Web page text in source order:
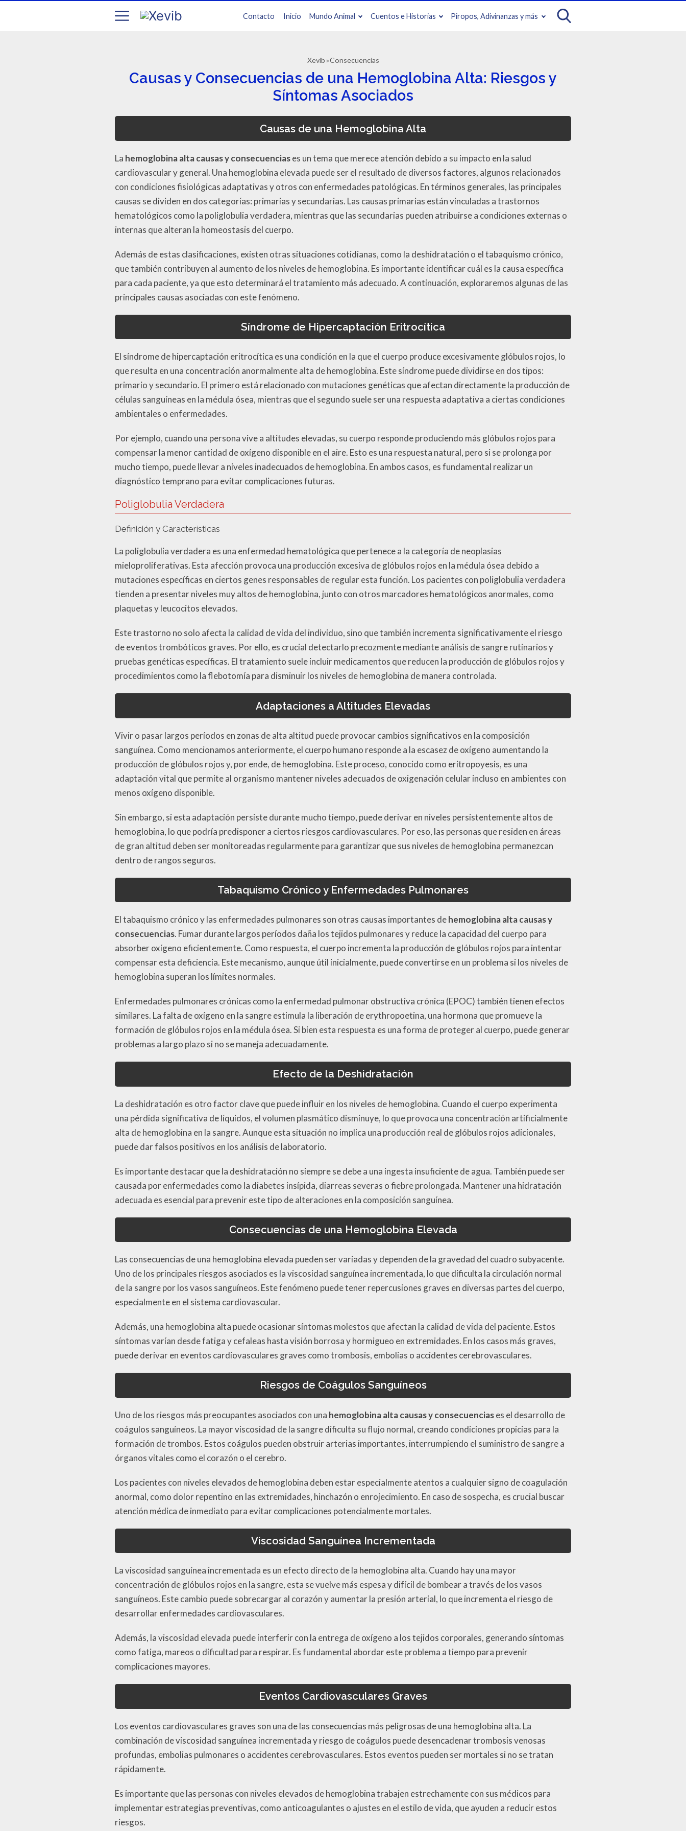
Contacto Inicio Mundo Animal Cuentos e Historias Piropos, Adivinanzas y más
Xevib Consecuencias
Causas y Consecuencias de una Hemoglobina Alta: Riesgos y
Síntomas Asociados
Causas de una Hemoglobina Alta
La hemoglobina alta causas y consecuenciases un tema que merece atención debido a su impacto en la salud
cardiovascular y general. Una hemoglobina elevada puede ser el resultado de diversos factores, algunos relacionados
con condiciones fisiológicas adaptativas y otros con enfermedades patológicas. En términos generales, las principales
causas se dividen en dos categorías: primarias y secundarias. Las causas primarias están vinculadas a trastornos
hematológicos como la poliglobulia verdadera, mientras que las secundarias pueden atribuirse a condiciones externas o
internas que alteran la homeostasis del cuerpo.
Además de estas clasificaciones, existen otras situaciones cotidianas, como la deshidratación o el tabaquismo crónico,
que también contribuyen al aumento de los niveles de hemoglobina. Es importante identificar cuál es la causa específica
para cada paciente, ya que esto determinará el tratamiento más adecuado. A continuación, exploraremos algunas de las
principales causas asociadas con este fenómeno.
Síndrome de Hipercaptación Eritrocítica
El síndrome de hipercaptación eritrocítica es una condición en la que el cuerpo produce excesivamente glóbulos rojos, lo
que resulta en una concentración anormalmente alta de hemoglobina. Este síndrome puede dividirse en dos tipos:
primario y secundario. El primero está relacionado con mutaciones genéticas que afectan directamente la producción de
células sanguíneas en la médula ósea, mientras que el segundo suele ser una respuesta adaptativa a ciertas condiciones
ambientales o enfermedades.
Por ejemplo, cuando una persona vive a altitudes elevadas, su cuerpo responde produciendo más glóbulos rojos para
compensar la menor cantidad de oxígeno disponible en el aire. Esto es una respuesta natural, pero si se prolonga por
mucho tiempo, puede llevar a niveles inadecuados de hemoglobina. En ambos casos, es fundamental realizar un
diagnóstico temprano para evitar complicaciones futuras.
Poliglobulia Verdadera
Definición y Características
La poliglobulia verdadera es una enfermedad hematológica que pertenece a la categoría de neoplasias
mieloproliferativas. Esta afección provoca una producción excesiva de glóbulos rojos en la médula ósea debido a
mutaciones específicas en ciertos genes responsables de regular esta función. Los pacientes con poliglobulia verdadera
tienden a presentar niveles muy altos de hemoglobina, junto con otros marcadores hematológicos anormales, como
plaquetas y leucocitos elevados.
Este trastorno no solo afecta la calidad de vida del individuo, sino que también incrementa significativamente el riesgo
de eventos trombóticos graves. Por ello, es crucial detectarlo precozmente mediante análisis de sangre rutinarios y
pruebas genéticas específicas. El tratamiento suele incluir medicamentos que reducen la producción de glóbulos rojos y
procedimientos como la flebotomía para disminuir los niveles de hemoglobina de manera controlada.
Adaptaciones a Altitudes Elevadas
Vivir o pasar largos períodos en zonas de alta altitud puede provocar cambios significativos en la composición
sanguínea. Como mencionamos anteriormente, el cuerpo humano responde a la escasez de oxígeno aumentando la
producción de glóbulos rojos y, por ende, de hemoglobina. Este proceso, conocido como eritropoyesis, es una
adaptación vital que permite al organismo mantener niveles adecuados de oxigenación celular incluso en ambientes con
menos oxígeno disponible.
Sin embargo, si esta adaptación persiste durante mucho tiempo, puede derivar en niveles persistentemente altos de
hemoglobina, lo que podría predisponer a ciertos riesgos cardiovasculares. Por eso, las personas que residen en áreas
de gran altitud deben ser monitoreadas regularmente para garantizar que sus niveles de hemoglobina permanezcan
dentro de rangos seguros.
Tabaquismo Crónico y Enfermedades Pulmonares
El tabaquismo crónico y las enfermedades pulmonares son otras causas importantes dehemoglobina alta causas y
consecuencias. Fumar durante largos períodos daña los tejidos pulmonares y reduce la capacidad del cuerpo para
absorber oxígeno eficientemente. Como respuesta, el cuerpo incrementa la producción de glóbulos rojos para intentar
compensar esta deficiencia. Este mecanismo, aunque útil inicialmente, puede convertirse en un problema si los niveles de
hemoglobina superan los límites normales.
Enfermedades pulmonares crónicas como la enfermedad pulmonar obstructiva crónica (EPOC) también tienen efectos
similares. La falta de oxígeno en la sangre estimula la liberación de erythropoetina, una hormona que promueve la
formación de glóbulos rojos en la médula ósea. Si bien esta respuesta es una forma de proteger al cuerpo, puede generar
problemas a largo plazo si no se maneja adecuadamente.
Efecto de la Deshidratación
La deshidratación es otro factor clave que puede influir en los niveles de hemoglobina. Cuando el cuerpo experimenta
una pérdida significativa de líquidos, el volumen plasmático disminuye, lo que provoca una concentración artificialmente
alta de hemoglobina en la sangre. Aunque esta situación no implica una producción real de glóbulos rojos adicionales,
puede dar falsos positivos en los análisis de laboratorio.
Es importante destacar que la deshidratación no siempre se debe a una ingesta insuficiente de agua. También puede ser
causada por enfermedades como la diabetes insípida, diarreas severas o fiebre prolongada. Mantener una hidratación
adecuada es esencial para prevenir este tipo de alteraciones en la composición sanguínea.
Consecuencias de una Hemoglobina Elevada
Las consecuencias de una hemoglobina elevada pueden ser variadas y dependen de la gravedad del cuadro subyacente.
Uno de los principales riesgos asociados es la viscosidad sanguínea incrementada, lo que dificulta la circulación normal
de la sangre por los vasos sanguíneos. Este fenómeno puede tener repercusiones graves en diversas partes del cuerpo,
especialmente en el sistema cardiovascular.
Además, una hemoglobina alta puede ocasionar síntomas molestos que afectan la calidad de vida del paciente. Estos
síntomas varían desde fatiga y cefaleas hasta visión borrosa y hormigueo en extremidades. En los casos más graves,
puede derivar en eventos cardiovasculares graves como trombosis, embolias o accidentes cerebrovasculares.
Riesgos de Coágulos Sanguíneos
Uno de los riesgos más preocupantes asociados con una hemoglobina alta causas y consecuenciases el desarrollo de
coágulos sanguíneos. La mayor viscosidad de la sangre dificulta su flujo normal, creando condiciones propicias para la
formación de trombos. Estos coágulos pueden obstruir arterias importantes, interrumpiendo el suministro de sangre a
órganos vitales como el corazón o el cerebro.
Los pacientes con niveles elevados de hemoglobina deben estar especialmente atentos a cualquier signo de coagulación
anormal, como dolor repentino en las extremidades, hinchazón o enrojecimiento. En caso de sospecha, es crucial buscar
atención médica de inmediato para evitar complicaciones potencialmente mortales.
Viscosidad Sanguínea Incrementada
La viscosidad sanguínea incrementada es un efecto directo de la hemoglobina alta. Cuando hay una mayor
concentración de glóbulos rojos en la sangre, esta se vuelve más espesa y difícil de bombear a través de los vasos
sanguíneos. Este cambio puede sobrecargar al corazón y aumentar la presión arterial, lo que incrementa el riesgo de
desarrollar enfermedades cardiovasculares.
Además, la viscosidad elevada puede interferir con la entrega de oxígeno a los tejidos corporales, generando síntomas
como fatiga, mareos o dificultad para respirar. Es fundamental abordar este problema a tiempo para prevenir
complicaciones mayores.
Eventos Cardiovasculares Graves
Los eventos cardiovasculares graves son una de las consecuencias más peligrosas de una hemoglobina alta. La
combinación de viscosidad sanguínea incrementada y riesgo de coágulos puede desencadenar trombosis venosas
profundas, embolias pulmonares o accidentes cerebrovasculares. Estos eventos pueden ser mortales si no se tratan
rápidamente.
Es importante que las personas con niveles elevados de hemoglobina trabajen estrechamente con sus médicos para
implementar estrategias preventivas, como anticoagulantes o ajustes en el estilo de vida, que ayuden a reducir estos
riesgos.